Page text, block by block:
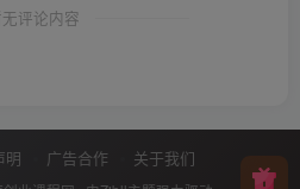
评论内容
明 广告合作 关于我们